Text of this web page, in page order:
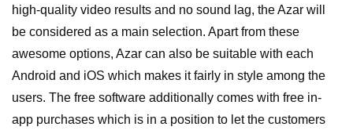
high-quality video results and no sound lag, the Azar will
be considered as a main selection. Apart from these
awesome options, Azar can also be suitable with each
Android and iOS which makes it fairly in style among the
users. The free software additionally comes with free in-
app purchases which is in a position to let the customers